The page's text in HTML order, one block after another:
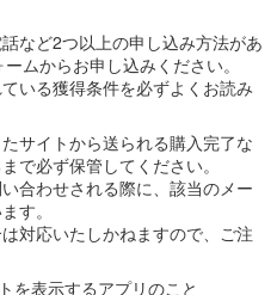
など2つ以上の申し込み方法があ
ムからお申し込みください。
いる獲得条件を必ずよくお読み
サイトから送られる購入完了な
で必ず保管してください。
合わせされる際に、該当のメー
す。
対応いたしかねますので、ご注
を表示するアプリのこと